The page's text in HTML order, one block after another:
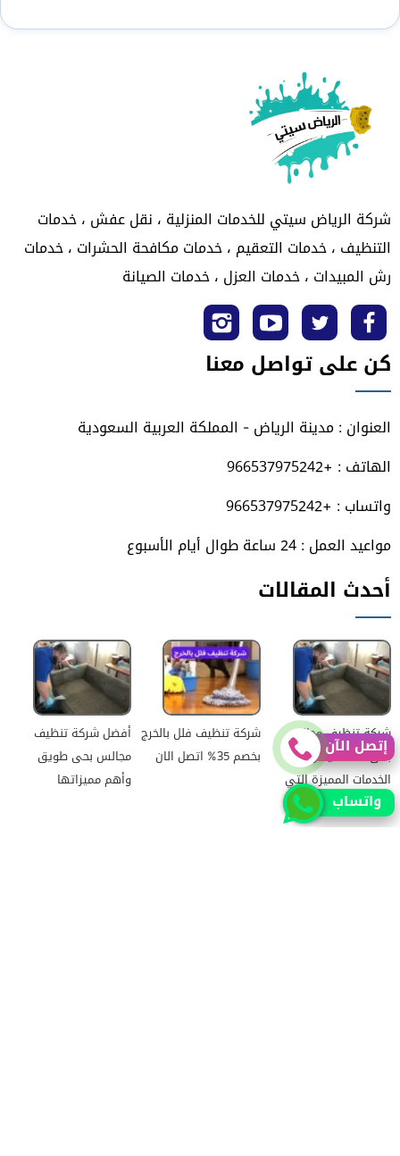
شركة الرياض سيتي للخدمات المنزلية ، نقل عفش ، خدمات
التنظيف ، خدمات التعقيم ، خدمات مكافحة الحشرات ، خدمات
رش المبيدات ، خدمات العزل ، خدمات الصيانة
تابعنا
على
فيسبوك
تابعنا
على
تويتر
تابعنا
على
يوتيوب
تابعنا
على
انستجرام
كن على تواصل معنا
العنوان : مدينة الرياض - المملكة العربية السعودية
الهاتف : +966537975242
واتساب : +966537975242
مواعيد العمل : 24 ساعة طوال أيام الأسبوع
أحدث المقالات
شركة تنظيف مجالس
بحى القادسية وأهم
الخدمات المميزة التي
تقدمها
شركة تنظيف فلل بالخرج
بخصم 35% اتصل الان
أفضل شركة تنظيف
مجالس بحى طويق
وأهم مميزاتها
إتصل الآن
واتساب